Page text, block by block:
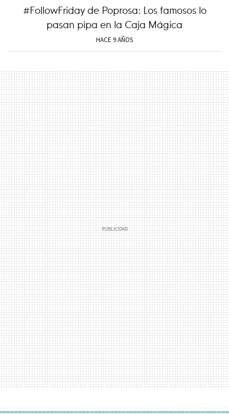
#FollowFriday de Poprosa: Los famosos lo
pasan pipa en la Caja Mágica
HACE 9 AÑOS